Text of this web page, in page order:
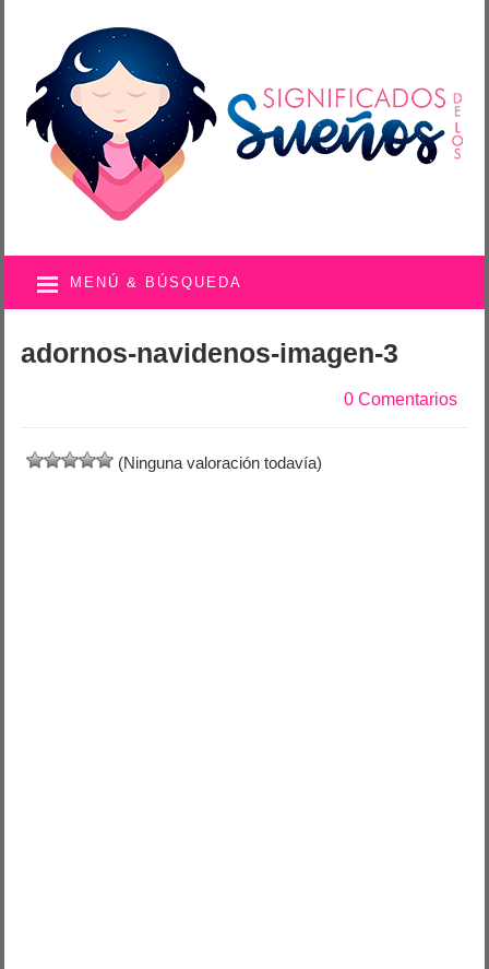
MENÚ & BÚSQUEDA
adornos-navidenos-imagen-3
0 Comentarios
(Ninguna valoración todavía)